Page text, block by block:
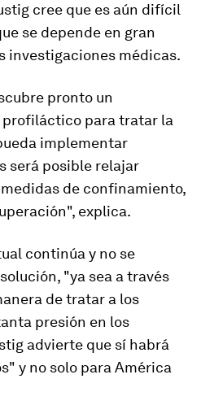
cree que es aún difícil
se depende en gran
investigaciones médicas.
pronto un
profiláctico para tratar la
implementar
será posible relajar
de confinamiento,
explica.
continúa y no se
"ya sea a través
de tratar a los
presión en los
advierte que sí habrá
y no solo para América